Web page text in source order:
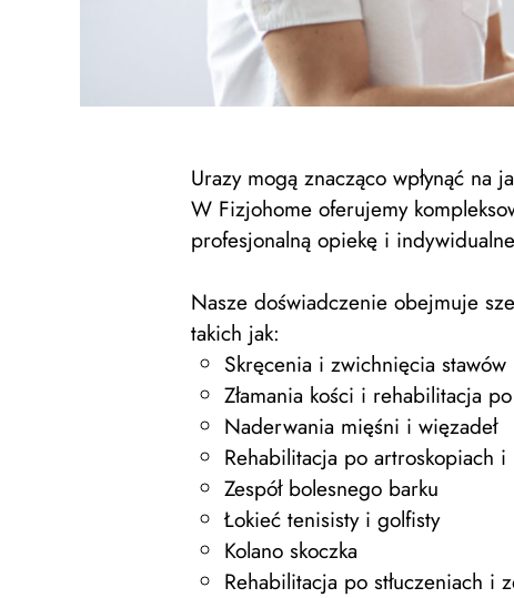
Urazy mogą znacząco wpłynąć
W Fizjohome oferujemy
profesjonalną opiekę i
Nasze doświadczenie obejmuje
takich jak:
Skręcenia i zwichnięcia stawów
Złamania kości i rehabilitacja
Naderwania mięśni i więzadeł
Rehabilitacja po artroskopiach i
Zespół bolesnego barku
Łokieć tenisisty i golfisty
Kolano skoczka
Rehabilitacja po stłuczeniach